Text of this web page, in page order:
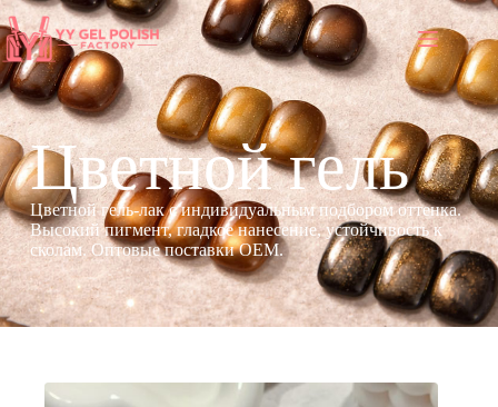
Цветной гель
Цветной гель-лак с индивидуальным подбором оттенка.
Высокий пигмент, гладкое нанесение, устойчивость к
сколам. Оптовые поставки OEM.